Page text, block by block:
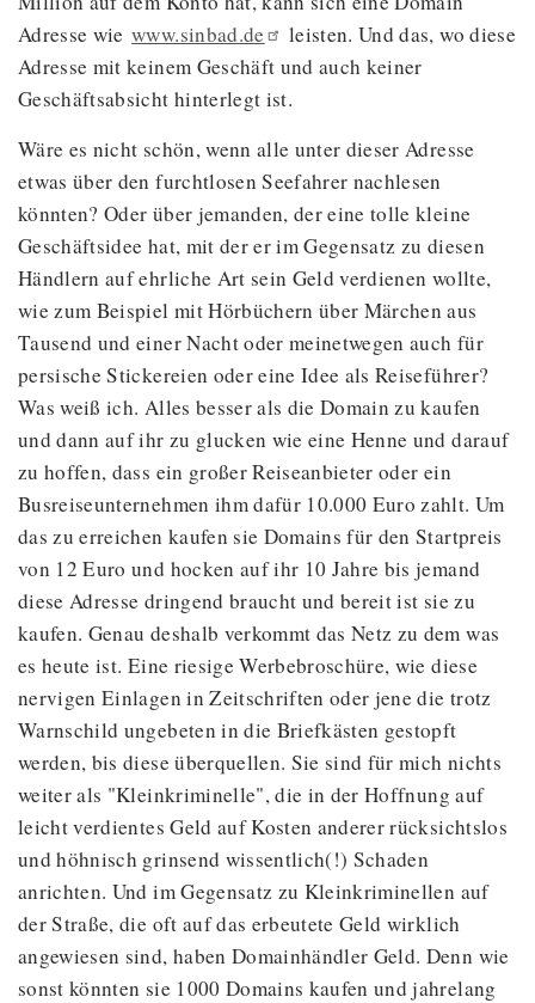
Adresse wiewww.sinbad.de
leisten. Und das, wo diese
Adresse mit keinem Geschäft und auch keiner
Geschäftsabsicht hinterlegt ist.
Wäre es nicht schön, wenn alle unter dieser Adresse
etwas über den furchtlosen Seefahrer nachlesen
könnten? Oder über jemanden, der eine tolle kleine
Geschäftsidee hat, mit der er im Gegensatz zu diesen
Händlern auf ehrliche Art sein Geld verdienen wollte,
wie zum Beispiel mit Hörbüchern über Märchen aus
Tausend und einer Nacht oder meinetwegen auch für
persische Stickereien oder eine Idee als Reiseführer?
Was weiß ich. Alles besser als die Domain zu kaufen
und dann auf ihr zu glucken wie eine Henne und darauf
zu hoffen, dass ein großer Reiseanbieter oder ein
Busreiseunternehmen ihm dafür 10.000 Euro zahlt. Um
das zu erreichen kaufen sie Domains für den Startpreis
von 12 Euro und hocken auf ihr 10 Jahre bis jemand
diese Adresse dringend braucht und bereit ist sie zu
kaufen. Genau deshalb verkommt das Netz zu dem was
es heute ist. Eine riesige Werbebroschüre, wie diese
nervigen Einlagen in Zeitschriften oder jene die trotz
Warnschild ungebeten in die Briefkästen gestopft
werden, bis diese überquellen. Sie sind für mich nichts
weiter als "Kleinkriminelle", die in der Hoffnung auf
leicht verdientes Geld auf Kosten anderer rücksichtslos
und höhnisch grinsend wissentlich(!) Schaden
anrichten. Und im Gegensatz zu Kleinkriminellen auf
der Straße, die oft auf das erbeutete Geld wirklich
angewiesen sind, haben Domainhändler Geld. Denn wie
sonst könnten sie 1000 Domains kaufen und jahrelang